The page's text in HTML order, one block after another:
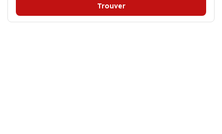
Trouver